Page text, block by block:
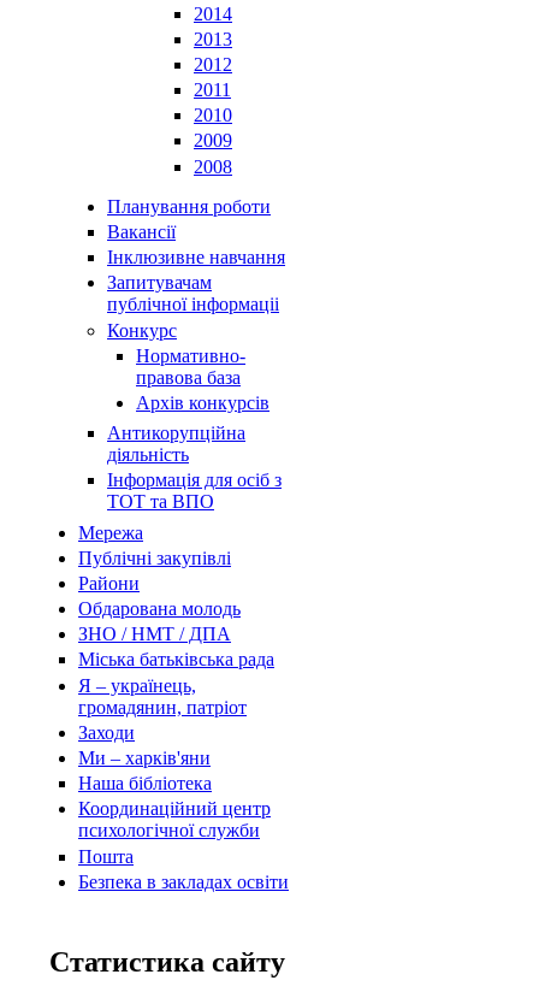
2014
2013
2012
2011
2010
2009
2008
Планування роботи
Вакансії
Інклюзивне навчання
Запитувачам
публічної інформаціі
Конкурс
Нормативно-
правова база
Архів конкурсів
Антикорупційна
діяльність
Інформація для осіб з
ТОТ та ВПО
Мережа
Публічні закупівлі
Райони
Обдарована молодь
ЗНО / НМТ / ДПА
Міська батьківська рада
Я – українець,
громадянин, патріот
Заходи
Ми – харків'яни
Наша бібліотека
Координаційний центр
психологічної служби
Пошта
Безпека в закладах освіти
Статистика сайту